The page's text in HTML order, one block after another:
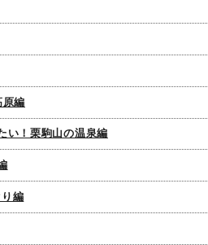
編
い！栗駒山の温泉編
編